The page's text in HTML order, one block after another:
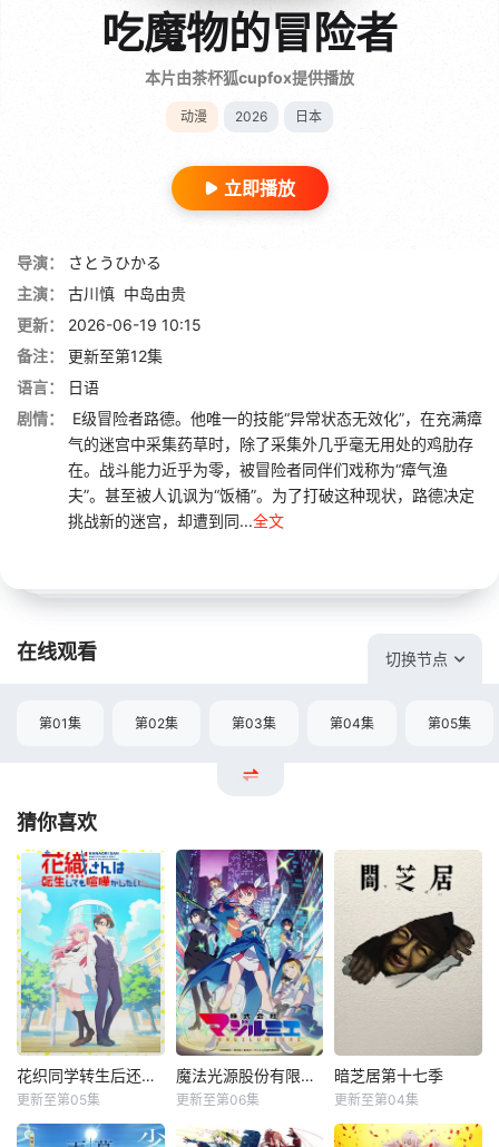
吃魔物的冒险者
本片由茶杯狐cupfox提供播放
动漫 2026 日本
立即播放
导演：
さとうひかる
主演：
古川慎 中岛由贵
更新：
2026-06-19 10:15
备注：
更新至第12集
语言：
日语
剧情：
E级冒险者路德。他唯一的技能“异常状态无效化”，在充满瘴
气的迷宫中采集药草时，除了采集外几乎毫无用处的鸡肋存
在。战斗能力近乎为零，被冒险者同伴们戏称为“瘴气渔
夫”。甚至被人讥讽为“饭桶”。为了打破这种现状，路德决定
挑战新的迷宫，却遭到同...全文
在线观看 切换节点
第01集 第02集 第03集 第04集 第05集
猜你喜欢
花织同学转生后还是想干架
更新至第05集
魔法光源股份有限公司第二季
更新至第06集
暗芝居第十七季
更新至第04集